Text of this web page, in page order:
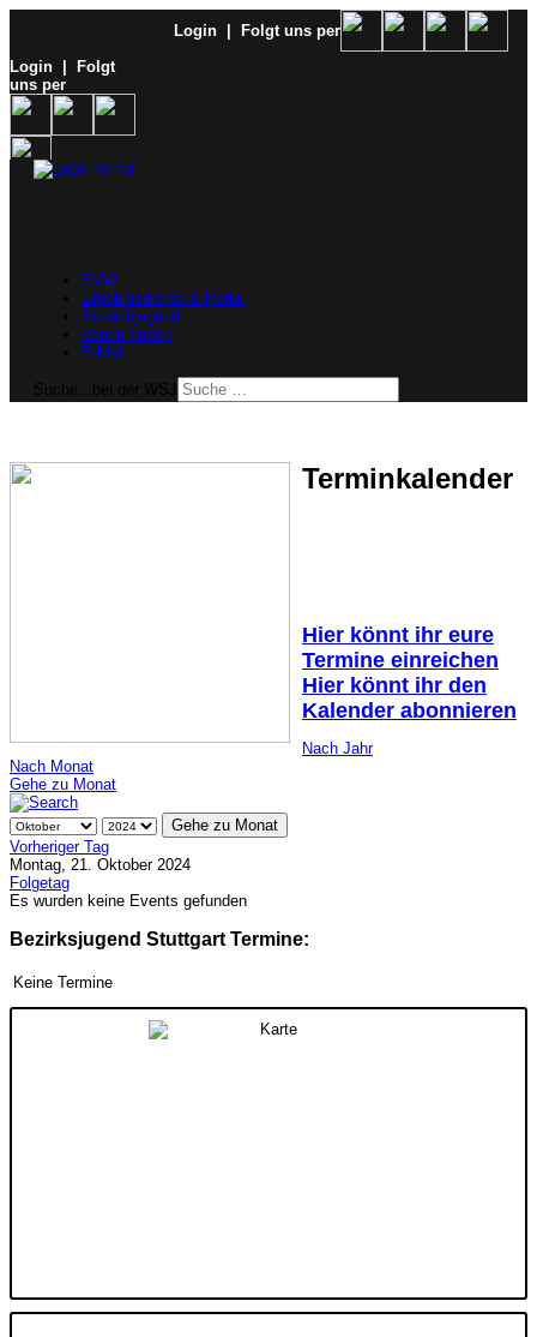
Login
| Folgt uns per
Login
| Folgt
uns per
SVW
Ergebnisdienst & Portal
Schachjugend
Verein finden
E-Mail
Terminkalender
Hier könnt ihr eure
Termine einreichen
Hier könnt ihr den
Kalender abonnieren
Nach Jahr
Nach Monat
Gehe zu Monat
Gehe zu Monat
Vorheriger Tag
Montag, 21. Oktober 2024
Folgetag
Es wurden keine Events gefunden
Bezirksjugend Stuttgart Termine:
Keine Termine